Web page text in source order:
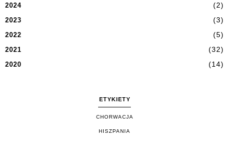
2024 (2)
2023 (3)
2022 (5)
2021 (32)
2020 (14)
ETYKIETY
CHORWACJA
HISZPANIA